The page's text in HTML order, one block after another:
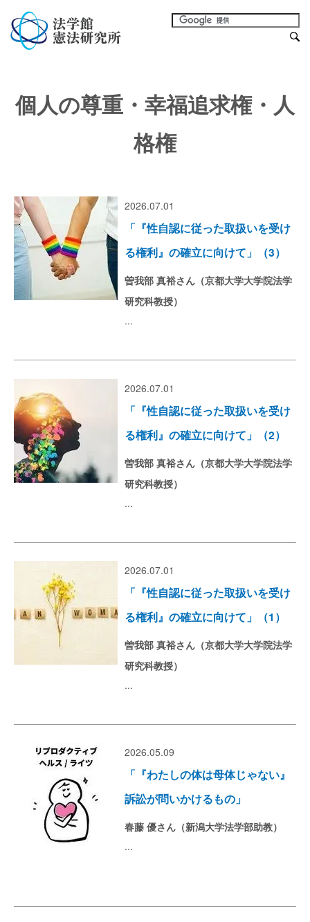
個人の尊重・幸福追求権・人
格権
2026.07.01
「『性自認に従った取扱いを受け
る権利』の確立に向けて」（3）
曽我部 真裕さん（京都大学大学院法学
研究科教授）
...
2026.07.01
「『性自認に従った取扱いを受け
る権利』の確立に向けて」（2）
曽我部 真裕さん（京都大学大学院法学
研究科教授）
...
2026.07.01
「『性自認に従った取扱いを受け
る権利』の確立に向けて」（1）
曽我部 真裕さん（京都大学大学院法学
研究科教授）
...
2026.05.09
「『わたしの体は母体じゃない』
訴訟が問いかけるもの」
春藤 優さん（新潟大学法学部助教）
...